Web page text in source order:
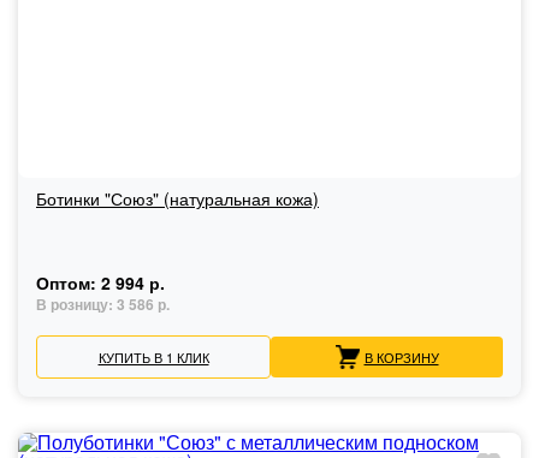
Ботинки "Союз" (натуральная кожа)
Оптом: 2 994 р.
В розницу: 3 586 р.
КУПИТЬ В 1 КЛИК В КОРЗИНУ